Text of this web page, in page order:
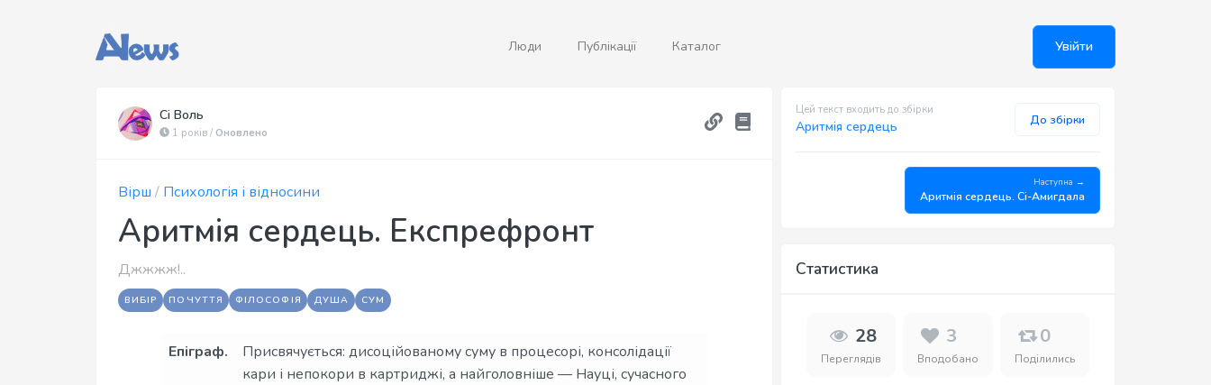
Люди Публікації Каталог Увійти
Сі Воль
1 років / Оновлено
Вірш / Психологія і відносини
Аритмія сердець. Експрефронт
Джжжж!..
ВИБІР ПОЧУТТЯ ФІЛОСОФІЯ ДУША СУМ
Епіграф.
Присвячується: дисоційованому суму в процесорі, консолідації
кари і непокори в картриджі, а найголовніше — Науці, сучасного
Цей текст входить до збірки
Аритмія сердець До збірки
Наступна →
Аритмія сердець. Сі-Амигдала
Статистика
28
Переглядів
3
Вподобано
0
Поділились